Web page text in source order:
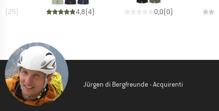
(29) 4,8(4) 0,0(0)
Jürgen di Bergfreunde - Acquirenti